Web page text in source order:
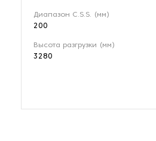
Диапазон C.S.S. (мм)
200
Высота разгрузки (мм)
3280